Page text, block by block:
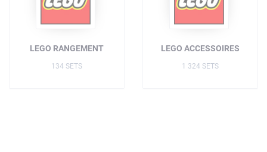
LEGO RANGEMENT
134 SETS
LEGO ACCESSOIRES
1 324 SETS